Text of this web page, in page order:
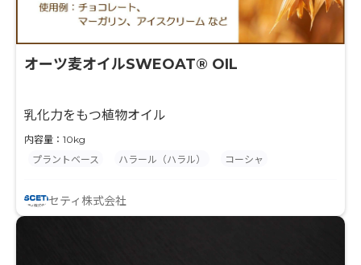
オーツ麦オイルSWEOAT® OIL
乳化力をもつ植物オイル
内容量：10kg
プラントベース
ハラール（ハラル） コーシャ
セティ株式会社